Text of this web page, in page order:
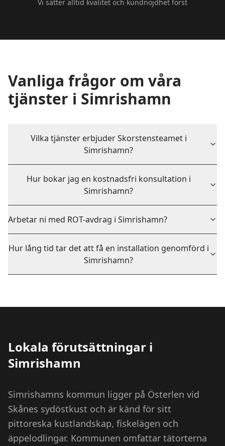
Vi sätter alltid kvalitet och kundnöjdhet först
Vanliga frågor om våra
tjänster i Simrishamn
Vilka tjänster erbjuder Skorstensteamet i
Simrishamn?
Hur bokar jag en kostnadsfri konsultation i
Simrishamn?
Arbetar ni med ROT-avdrag i Simrishamn?
Hur lång tid tar det att få en installation genomförd i
Simrishamn?
Lokala förutsättningar i
Simrishamn
Simrishamns kommun ligger på Österlen vid
Skånes sydöstkust och är känd för sitt
pittoreska kustlandskap, fiskelägen och
äppelodlingar. Kommunen omfattar tätorterna